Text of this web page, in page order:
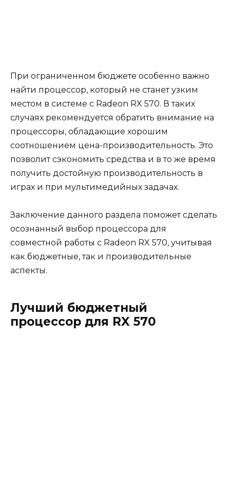
При ограниченном бюджете особенно важно
найти процессор, который не станет узким
местом в системе с Radeon RX 570. В таких
случаях рекомендуется обратить внимание на
процессоры, обладающие хорошим
соотношением цена-производительность. Это
позволит сэкономить средства и в то же время
получить достойную производительность в
играх и при мультимедийных задачах.
Заключение данного раздела поможет сделать
осознанный выбор процессора для
совместной работы с Radeon RX 570, учитывая
как бюджетные, так и производительные
аспекты.
Лучший бюджетный
процессор для RX 570